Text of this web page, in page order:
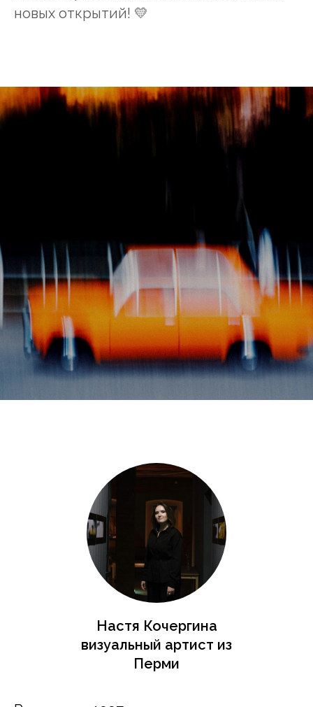
новых открытий! 💛
Настя Кочергина
визуальный артист из
Перми